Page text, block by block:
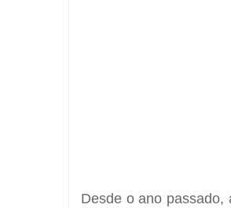
Desde o ano passado,